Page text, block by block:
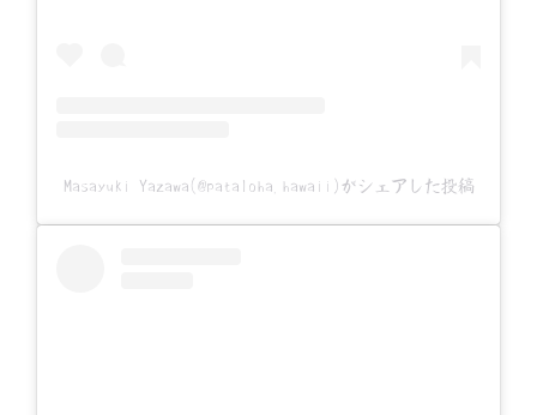
Masayuki Yazawa(@pataloha.hawaii)がシェアした投稿